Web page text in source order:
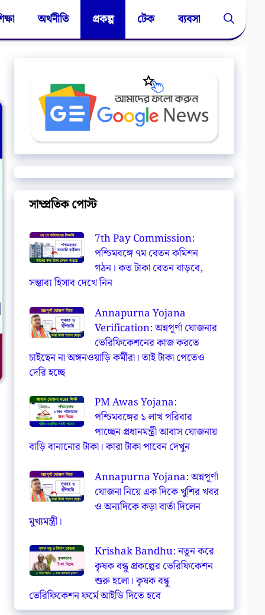
অর্থনীতি প্রকল্প টেক ব্যবসা
সাম্প্রতিক পোস্ট
7th Pay Commission:
পশ্চিমবঙ্গে ৭ম বেতন কমিশন
গঠন। কত টাকা বেতন বাড়বে,
সম্ভাব্য হিসাব দেখে নিন
Annapurna Yojana
Verification: অন্নপূর্ণা যোজনার
ভেরিফিকেশনের কাজ করতে
চাইছেন না অঙ্গনওয়াড়ি কর্মীরা। তাই টাকা পেতেও
দেরি হচ্ছে
PM Awas Yojana:
পশ্চিমবঙ্গের ১ লাখ পরিবার
পাচ্ছেন প্রধানমন্ত্রী আবাস যোজনায়
বাড়ি বানানোর টাকা। কারা টাকা পাবেন দেখুন
Annapurna Yojana: অন্নপূর্ণা
যোজনা নিয়ে এক দিকে খুশির খবর
ও অন্যদিকে কড়া বার্তা দিলেন
মুখ্যমন্ত্রী।
Krishak Bandhu: নতুন করে
কৃষক বন্ধু প্রকল্পের ভেরিফিকেশন
শুরু হলো। কৃষক বন্ধু
ভেরিফিকেশন ফর্মে আইডি দিতে হবে